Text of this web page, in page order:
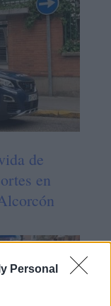
Personal
de
en